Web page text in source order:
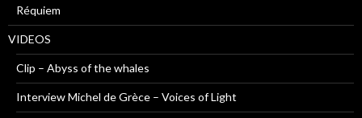
Réquiem
VIDEOS
Clip – Abyss of the whales
Interview Michel de Grèce – Voices of Light